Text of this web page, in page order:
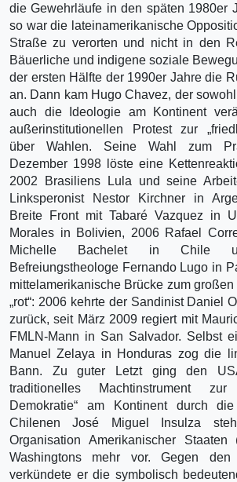
die Gewehrläufe in den späten 1980er
so war die lateinamerikanische
Straße zu verorten und nicht in den
Bäuerliche und indigene soziale
der ersten Hälfte der 1990er Jahre die
an. Dann kam Hugo Chavez, der
auch die Ideologie am Kontinent
außerinstitutionellen Protest zur
über Wahlen. Seine Wahl zum
Dezember 1998 löste eine
2002 Brasiliens Lula und seine
Linksperonist Nestor Kirchner in
Breite Front mit Tabaré Vazquez in
Morales in Bolivien, 2006 Rafael
Michelle Bachelet in Chile
Befreiungstheologe Fernando Lugo in
mittelamerikanische Brücke zum
„rot“: 2006 kehrte der Sandinist Daniel
zurück, seit März 2009 regiert mit
FMLN-Mann in San Salvador. Selbst
Manuel Zelaya in Honduras zog die
Bann. Zu guter Letzt ging den
traditionelles Machtinstrument
Demokratie“ am Kontinent durch
Chilenen José Miguel Insulza
Organisation Amerikanischer
Washingtons mehr vor. Gegen
verkündete er die symbolisch